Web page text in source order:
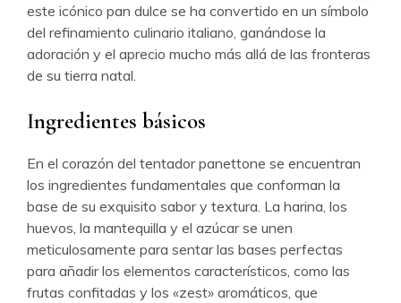
este icónico pan dulce se ha convertido en un símbolo
del refinamiento culinario italiano, ganándose la
adoración y el aprecio mucho más allá de las fronteras
de su tierra natal.
Ingredientes básicos
En el corazón del tentador panettone se encuentran
los ingredientes fundamentales que conforman la
base de su exquisito sabor y textura. La harina, los
huevos, la mantequilla y el azúcar se unen
meticulosamente para sentar las bases perfectas
para añadir los elementos característicos, como las
frutas confitadas y los «zest» aromáticos, que